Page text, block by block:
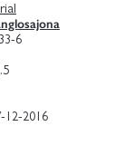
en escritura una
más
escribir la vida es
provisional mi
sospechosa,
lo que me resulta
estos
6
12-2016